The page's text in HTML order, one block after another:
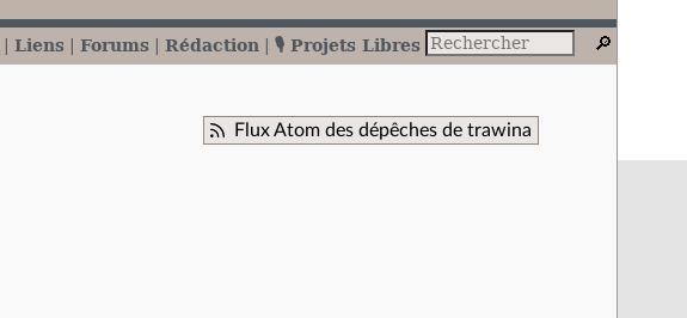
Liens Forums Rédaction 🎙️ Projets Libres
Flux Atom des dépêches de trawina